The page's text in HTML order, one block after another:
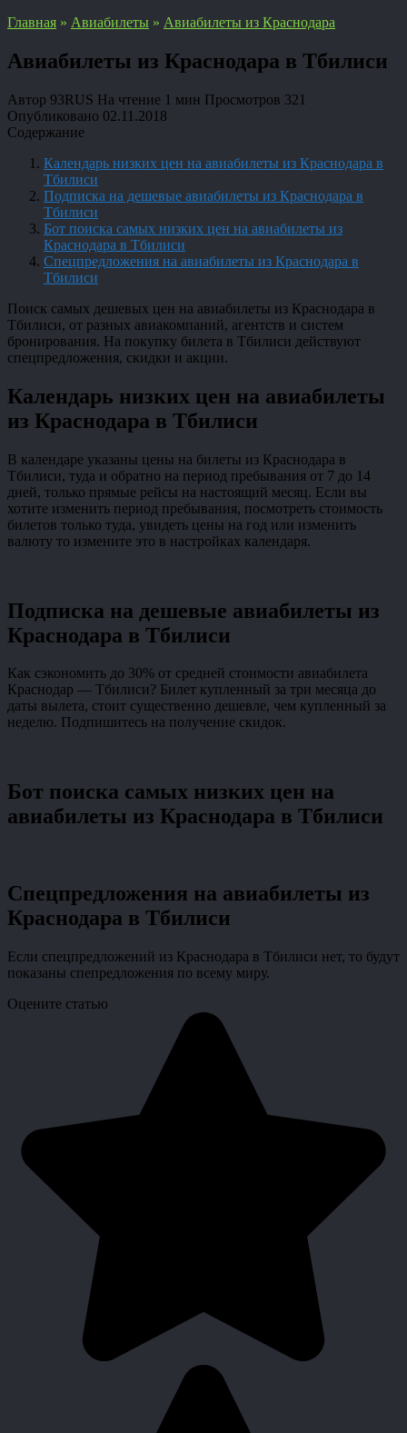
Главная » Авиабилеты » Авиабилеты из Краснодара
Авиабилеты из Краснодара в Тбилиси
Автор 93RUS На чтение 1 мин Просмотров 321
Опубликовано 02.11.2018
Содержание
Календарь низких цен на авиабилеты из Краснодара в
Тбилиси
Подписка на дешевые авиабилеты из Краснодара в
Тбилиси
Бот поиска самых низких цен на авиабилеты из
Краснодара в Тбилиси
Спецпредложения на авиабилеты из Краснодара в
Тбилиси
Поиск самых дешевых цен на авиабилеты из Краснодара в
Тбилиси, от разных авиакомпаний, агентств и систем
бронирования. На покупку билета в Тбилиси действуют
спецпредложения, скидки и акции.
Календарь низких цен на авиабилеты
из Краснодара в Тбилиси
В календаре указаны цены на билеты из Краснодара в
Тбилиси, туда и обратно на период пребывания от 7 до 14
дней, только прямые рейсы на настоящий месяц. Если вы
хотите изменить период пребывания, посмотреть стоимость
билетов только туда, увидеть цены на год или изменить
валюту то измените это в настройках календаря.
Подписка на дешевые авиабилеты из
Краснодара в Тбилиси
Как сэкономить до 30% от средней стоимости авиабилета
Краснодар — Тбилиси? Билет купленный за три месяца до
даты вылета, стоит существенно дешевле, чем купленный за
неделю. Подпишитесь на получение скидок.
Бот поиска самых низких цен на
авиабилеты из Краснодара в Тбилиси
Спецпредложения на авиабилеты из
Краснодара в Тбилиси
Если спецпредложений из Краснодара в Тбилиси нет, то будут
показаны спепредложения по всему миру.
Оцените статью